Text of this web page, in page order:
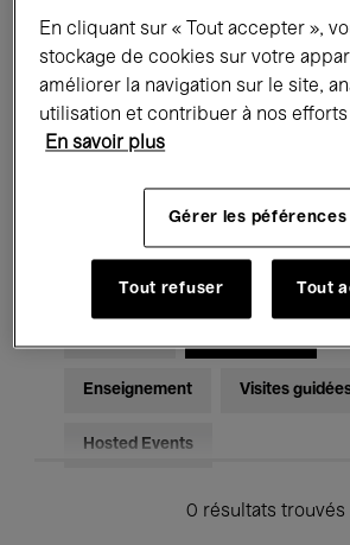
Tous les événements
Expositions
Rencontres & Débats
Musique classique Global
Enseignement Visites
Hosted Events
0 résultats trouvés
En cliquant sur « Tout accepter »,
stockage de cookies sur votre
améliorer la navigation sur le site,
utilisation et contribuer à nos
En savoir plus
Gérer les péférences
Tout refuser Tout